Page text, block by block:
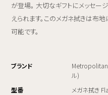
が登場。 大切なギフトにメッセー
えられます。このメガネ拭きは布
可能です。
ブランド
Metropolitan
ル)
型番
メガネ拭き